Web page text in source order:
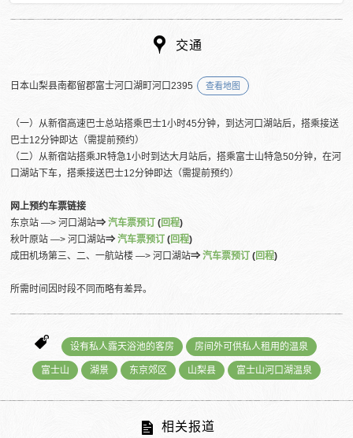
交通
日本山梨县南都留郡富士河口湖町河口2395 查看地图
（一）从新宿高速巴士总站搭乘巴士1小时45分钟，到达河口湖站后，搭乘接送
巴士12分钟即达（需提前预约）
（二）从新宿站搭乘JR特急1小时到达大月站后，搭乘富士山特急50分钟，在河
口湖站下车，搭乘接送巴士12分钟即达（需提前预约）
网上预约车票链接
东京站 ―> 河口湖站⇒汽车票预订 (回程)
秋叶原站 ―> 河口湖站⇒汽车票预订 (回程)
成田机场第三、二、一航站楼 ―> 河口湖站⇒汽车票预订 (回程)
所需时间因时段不同而略有差异。
设有私人露天浴池的客房 房间外可供私人租用的温泉
富士山 湖景 东京郊区 山梨县 富士山河口湖温泉
相关报道